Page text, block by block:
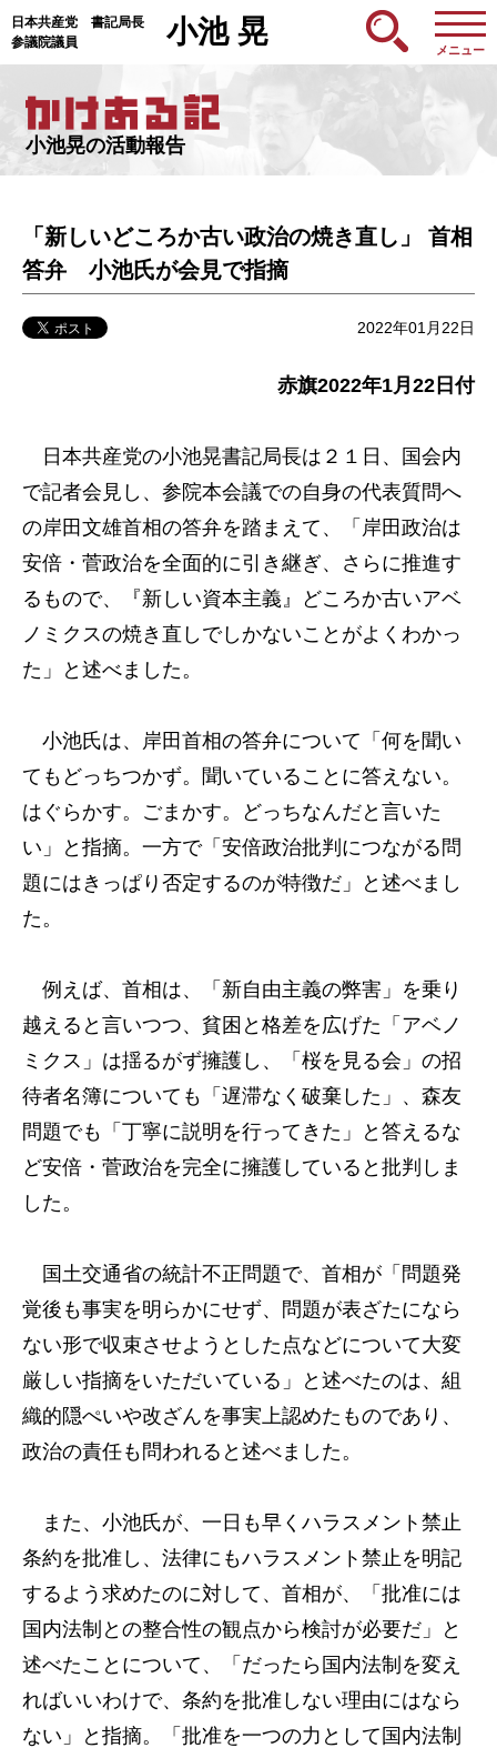
日本共産党 書記局長
参議院議員
小池 晃
メニュー
小池晃の活動報告
「新しいどころか古い政治の焼き直し」 首相
答弁 小池氏が会見で指摘
2022年01月22日
赤旗2022年1月22日付
日本共産党の小池晃書記局長は２１日、国会内
で記者会見し、参院本会議での自身の代表質問へ
の岸田文雄首相の答弁を踏まえて、「岸田政治は
安倍・菅政治を全面的に引き継ぎ、さらに推進す
るもので、『新しい資本主義』どころか古いアベ
ノミクスの焼き直しでしかないことがよくわかっ
た」と述べました。
小池氏は、岸田首相の答弁について「何を聞い
てもどっちつかず。聞いていることに答えない。
はぐらかす。ごまかす。どっちなんだと言いた
い」と指摘。一方で「安倍政治批判につながる問
題にはきっぱり否定するのが特徴だ」と述べまし
た。
例えば、首相は、「新自由主義の弊害」を乗り
越えると言いつつ、貧困と格差を広げた「アベノ
ミクス」は揺るがず擁護し、「桜を見る会」の招
待者名簿についても「遅滞なく破棄した」、森友
問題でも「丁寧に説明を行ってきた」と答えるな
ど安倍・菅政治を完全に擁護していると批判しま
した。
国土交通省の統計不正問題で、首相が「問題発
覚後も事実を明らかにせず、問題が表ざたになら
ない形で収束させようとした点などについて大変
厳しい指摘をいただいている」と述べたのは、組
織的隠ぺいや改ざんを事実上認めたものであり、
政治の責任も問われると述べました。
また、小池氏が、一日も早くハラスメント禁止
条約を批准し、法律にもハラスメント禁止を明記
するよう求めたのに対して、首相が、「批准には
国内法制との整合性の観点から検討が必要だ」と
述べたことについて、「だったら国内法制を変え
ればいいわけで、条約を批准しない理由にはなら
ない」と指摘。「批准を一つの力として国内法制